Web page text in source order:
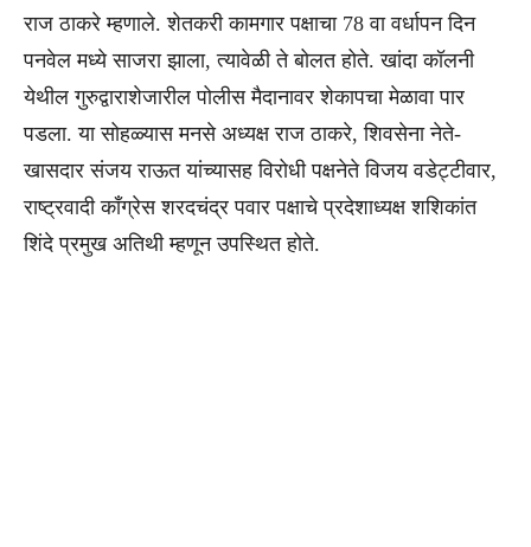
राज ठाकरे म्हणाले. शेतकरी कामगार पक्षाचा 78 वा वर्धापन दिन
पनवेल मध्ये साजरा झाला, त्यावेळी ते बोलत होते. खांदा कॉलनी
येथील गुरुद्वाराशेजारील पोलीस मैदानावर शेकापचा मेळावा पार
पडला. या सोहळ्यास मनसे अध्यक्ष राज ठाकरे, शिवसेना नेते-
खासदार संजय राऊत यांच्यासह विरोधी पक्षनेते विजय वडेट्टीवार,
राष्ट्रवादी काँग्रेस शरदचंद्र पवार पक्षाचे प्रदेशाध्यक्ष शशिकांत
शिंदे प्रमुख अतिथी म्हणून उपस्थित होते.